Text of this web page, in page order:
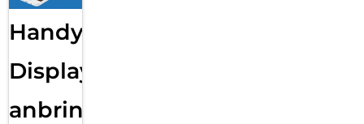
Handy
Displayfolie
anbringen